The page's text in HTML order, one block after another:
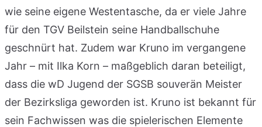
wie seine eigene Westentasche, da er viele Jahre
für den TGV Beilstein seine Handballschuhe
geschnürt hat. Zudem war Kruno im vergangene
Jahr – mit Ilka Korn – maßgeblich daran beteiligt,
dass die wD Jugend der SGSB souverän Meister
der Bezirksliga geworden ist. Kruno ist bekannt für
sein Fachwissen was die spielerischen Elemente